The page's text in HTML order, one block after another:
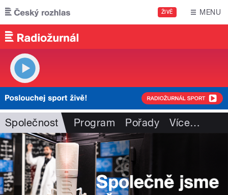
Přejít k hlavnímu obsahu
ŽIVĚ MENU
Společnost Program Pořady Více…